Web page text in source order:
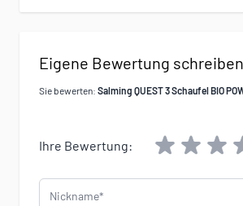
Eigene Bewertung schreiben
Sie bewerten: Salming QUEST 3 Schaufel BIO
Ihre Bewertung:
Nickname